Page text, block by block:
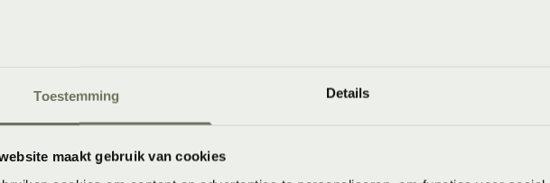
Toestemming Details
maakt gebruik van cookies
om de bloedcirculatie te
verminderen.